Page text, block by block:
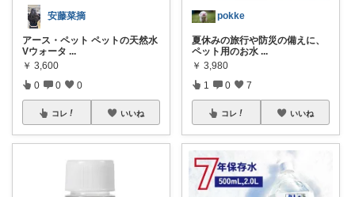
安藤菜摘
アース・ペット ペットの天然水
Vウォータ ...
￥ 3,600
0 0 0
コレ いいね
pokke
夏休みの旅行や防災の備えに、
ペット用のお水 ...
￥ 3,980
1 0 7
コレ いいね